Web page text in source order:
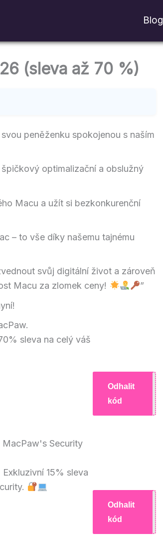
Blog
(sleva až 70 %)
peněženku spokojenou s naším
optimalizační a obslužný
Macu a užít si bezkonkurenční
– to vše díky našemu tajnému
svůj digitální život a zároveň
Macu za zlomek ceny!
”
sleva na celý váš
Odhalit
kód
MacPaw's Security
15% sleva
Odhalit
kód